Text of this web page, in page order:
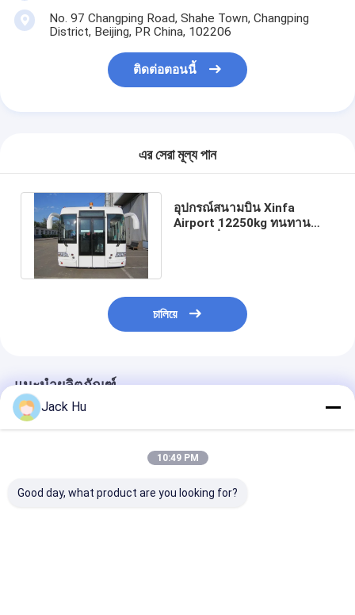
No. 97 Changping Road, Shahe Town, Changping
District, Beijing, PR China, 102206
ติดต่อตอนนี้
এর সেরা মূল্য পান
อุปกรณ์สนามบิน Xinfa
Airport 12250kg ทนทาน
চালিয়ে
แนะนำผลิตภัณฑ์
Jack Hu
10:49 PM
Good day, what product are you looking for?